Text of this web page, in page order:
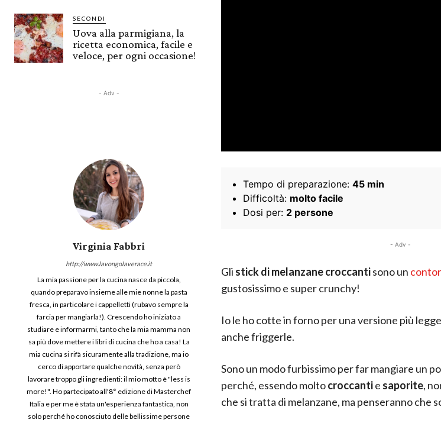
SECONDI
Uova alla parmigiana, la
ricetta economica, facile e
veloce, per ogni occasione!
- Adv -
Virginia Fabbri
http://www.lavongolaverace.it
La mia passione per la cucina nasce da piccola,
quando preparavo insieme alle mie nonne la pasta
fresca, in particolare i cappelletti (rubavo sempre la
farcia per mangiarla!). Crescendo ho iniziato a
studiare e informarmi, tanto che la mia mamma non
sa più dove mettere i libri di cucina che ho a casa! La
mia cucina si rifà sicuramente alla tradizione, ma io
cerco di apportare qualche novità, senza però
lavorare troppo gli ingredienti: il mio motto è "less is
more!". Ho partecipato all'8° edizione di Masterchef
Italia e per me è stata un'esperienza fantastica, non
solo perché ho conosciuto delle bellissime persone
Tempo di preparazione: 45 min
Difficoltà: molto facile
Dosi per: 2 persone
- Adv -
Gli stick di melanzane croccantisono un
gustosissimo e super crunchy!
Io le ho cotte in forno per una versione più
anche friggerle.
Sono un modo furbissimo per far mangiare un
perché, essendo moltocroccantie saporite,
che si tratta di melanzane, ma penseranno che